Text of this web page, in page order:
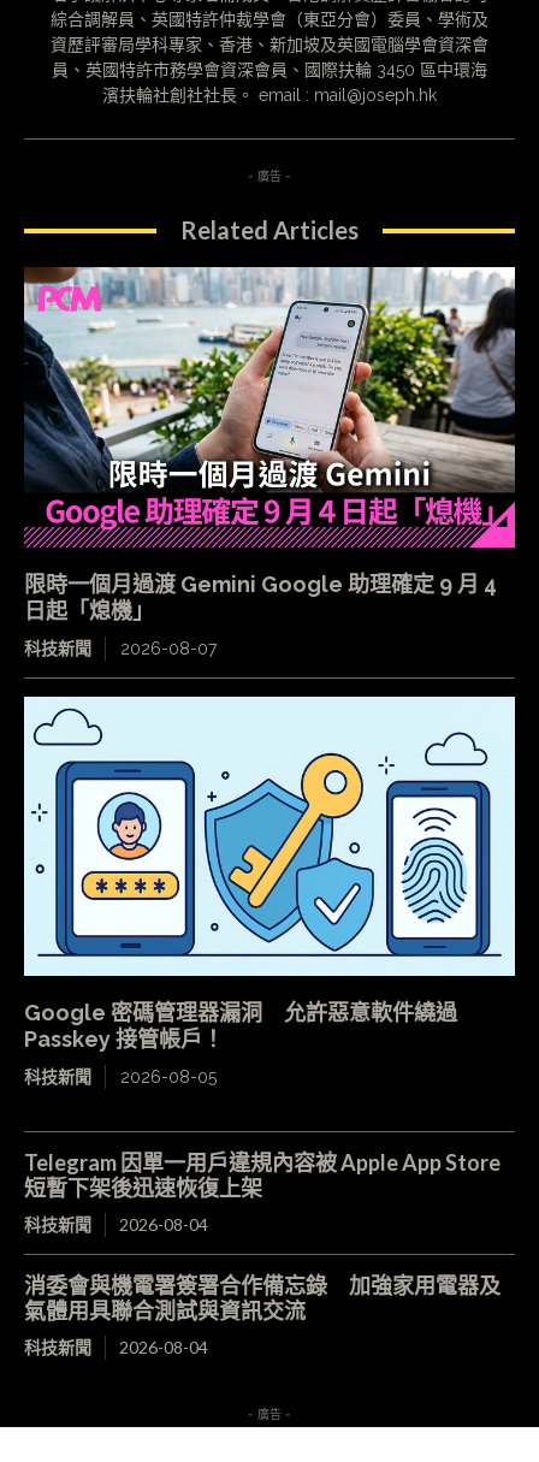
綜合調解員、英國特許仲裁學會（東亞分會）委員、學術及
資歷評審局學科專家、香港、新加坡及英國電腦學會資深會
員、英國特許市務學會資深會員、國際扶輪 3450 區中環海
濱扶輪社創社社長。 email : mail@joseph.hk
- 廣告 -
Related Articles
限時一個月過渡 Gemini Google 助理確定 9 月 4
日起「熄機」
科技新聞 2026-08-07
Google 密碼管理器漏洞 允許惡意軟件繞過
Passkey 接管帳戶！
科技新聞 2026-08-05
Telegram 因單一用戶違規內容被 Apple App Store
短暫下架後迅速恢復上架
科技新聞 2026-08-04
消委會與機電署簽署合作備忘錄 加強家用電器及
氣體用具聯合測試與資訊交流
科技新聞 2026-08-04
- 廣告 -